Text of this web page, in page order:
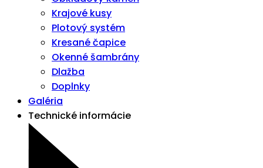
Krajové kusy
Plotový systém
Kresané čapice
Okenné šambrány
Dlažba
Doplnky
Galéria
Technické informácie